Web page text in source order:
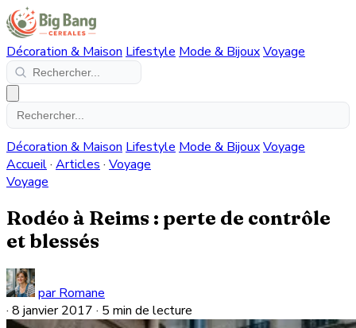
Décoration & Maison Lifestyle Mode & BijouxVoyage
Décoration & Maison Lifestyle Mode & BijouxVoyage
Accueil· Articles · Voyage
Voyage
Rodéo à Reims : perte de contrôle
et blessés
par Romane
· 8 janvier 2017 · 5 min de lecture